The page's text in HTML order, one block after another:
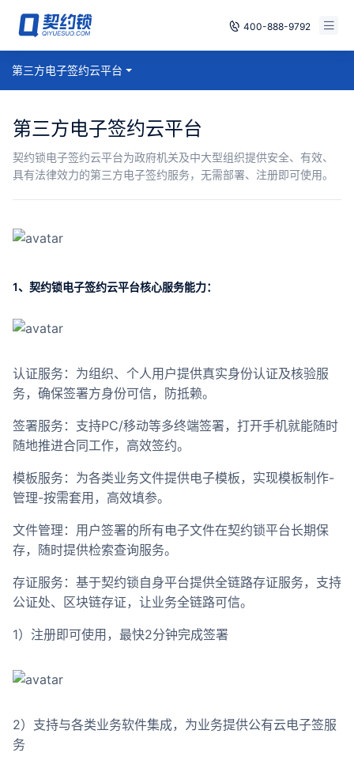
400-888-9792
智能合同
数字存档
案例
全国
合作
我们
已有账号，登录
第三方电子签约云平台
第三方电子签约云平台
契约锁电子签约云平台为政府机关及中大型组织提供安全、有效、
具有法律效力的第三方电子签约服务，无需部署、注册即可使用。
1、契约锁电子签约云平台核心服务能力：
认证服务：为组织、个人用户提供真实身份认证及核验服
务，确保签署方身份可信，防抵赖。
签署服务：支持PC/移动等多终端签署，打开手机就能随时
随地推进合同工作，高效签约。
模板服务：为各类业务文件提供电子模板，实现模板制作-
管理-按需套用，高效填参。
文件管理：用户签署的所有电子文件在契约锁平台长期保
存，随时提供检索查询服务。
存证服务：基于契约锁自身平台提供全链路存证服务，支持
公证处、区块链存证，让业务全链路可信。
1）注册即可使用，最快2分钟完成签署
2）支持与各类业务软件集成，为业务提供公有云电子签服
务